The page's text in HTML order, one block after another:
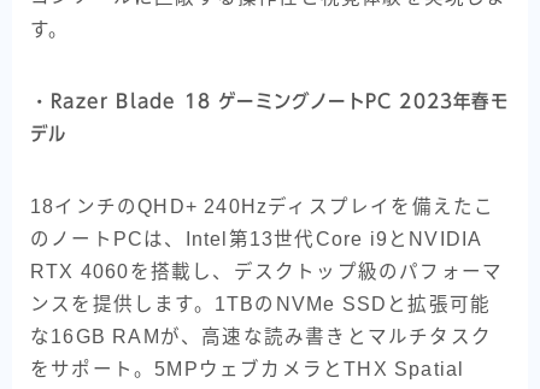
す。
・
Razer Blade 18 ゲーミングノートPC 2023年春モ
デル
18インチのQHD+ 240Hzディスプレイを備えたこ
のノートPCは、Intel第13世代Core i9とNVIDIA
RTX 4060を搭載し、デスクトップ級のパフォーマ
ンスを提供します。1TBのNVMe SSDと拡張可能
な16GB RAMが、高速な読み書きとマルチタスク
をサポート。5MPウェブカメラとTHX Spatial